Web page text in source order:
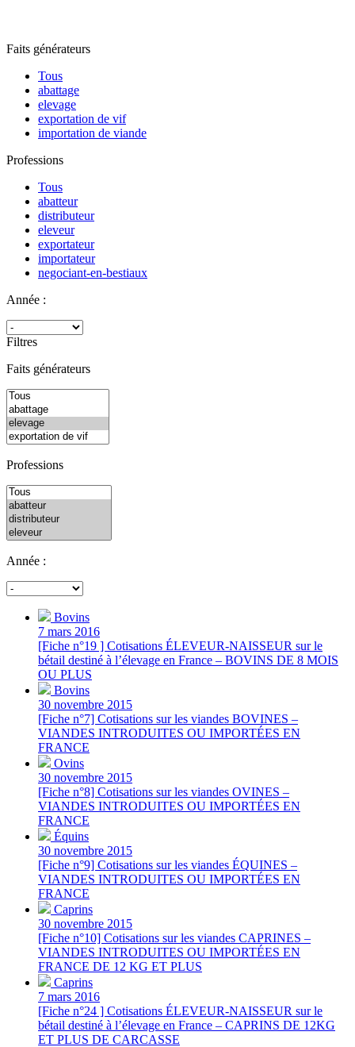
Faits générateurs
Tous
abattage
elevage
exportation de vif
importation de viande
Professions
Tous
abatteur
distributeur
eleveur
exportateur
importateur
negociant-en-bestiaux
Année :
Filtres
Faits générateurs
Professions
Année :
Bovins
7 mars 2016
[Fiche n°19 ] Cotisations ÉLEVEUR-NAISSEUR sur le
bétail destiné à l’élevage en France – BOVINS DE 8 MOIS
OU PLUS
Bovins
30 novembre 2015
[Fiche n°7] Cotisations sur les viandes BOVINES –
VIANDES INTRODUITES OU IMPORTÉES EN
FRANCE
Ovins
30 novembre 2015
[Fiche n°8] Cotisations sur les viandes OVINES –
VIANDES INTRODUITES OU IMPORTÉES EN
FRANCE
Équins
30 novembre 2015
[Fiche n°9] Cotisations sur les viandes ÉQUINES –
VIANDES INTRODUITES OU IMPORTÉES EN
FRANCE
Caprins
30 novembre 2015
[Fiche n°10] Cotisations sur les viandes CAPRINES –
VIANDES INTRODUITES OU IMPORTÉES EN
FRANCE DE 12 KG ET PLUS
Caprins
7 mars 2016
[Fiche n°24 ] Cotisations ÉLEVEUR-NAISSEUR sur le
bétail destiné à l’élevage en France – CAPRINS DE 12KG
ET PLUS DE CARCASSE